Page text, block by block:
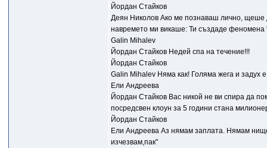
Йордан Стайков
Деян Николов Ако ме познаваш лично, щеше
навремето ми викаше: Ти създаде феномена
Galin Mihalev
Йордан Стайков Недей спа на течение!!!
Йордан Стайков
Galin Mihalev Няма как! Голяма жега и задух
Ели Андреева
Йордан Стайков Вас никой не ви спира да
посредсвен клоун за 5 години стана
Йордан Стайков
Ели Андреева Аз нямам заплата. Нямам
изчезвам,пак"